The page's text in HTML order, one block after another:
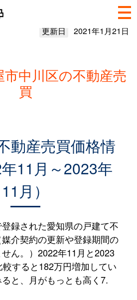
更新日 2021年1月21日
中川区の不動産売
買
動産売買価格情
11月～2023年
11月）
録された愛知県の戸建て不
介契約の更新や登録期間の
ん。）2022年11月と2023
すると182万円増加してい
と、月がもっとも高く7.